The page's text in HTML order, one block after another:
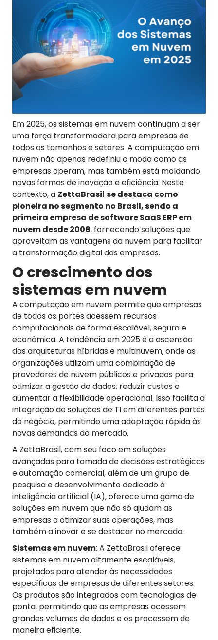
Em 2025, os sistemas em nuvem continuam a ser
uma força transformadora para empresas de
todos os tamanhos e setores. A computação em
nuvem não apenas redefiniu o modo como as
empresas operam, mas também está moldando
novas formas de inovação e eficiência. Neste
contexto, a ZettaBrasil se destaca como
pioneira no segmento no Brasil, sendo a
primeira empresa de software SaaS ERP em
nuvem desde 2008, fornecendo soluções que
aproveitam as vantagens da nuvem para facilitar
a transformação digital das empresas.
Ocrescimento dos
sistemas em nuvem
A computação em nuvem permite que empresas
de todos os portes acessem recursos
computacionais de forma escalável, segura e
econômica. A tendência em 2025 é a ascensão
das arquiteturas híbridas e multinuvem, onde as
organizações utilizam uma combinação de
provedores de nuvem públicos e privados para
otimizar a gestão de dados, reduzir custos e
aumentar a flexibilidade operacional. Isso facilita a
integração de soluções de TI em diferentes partes
do negócio, permitindo uma adaptação rápida às
novas demandas do mercado.
A ZettaBrasil, com seu foco em soluções
avançadas para tomada de decisões estratégicas
e automação comercial, além de um grupo de
pesquisa e desenvolvimento dedicado à
inteligência artificial (IA), oferece uma gama de
soluções em nuvem que não só ajudam as
empresas a otimizar suas operações, mas
também a inovar e se destacar no mercado.
Sistemas emnuvem: A ZettaBrasil oferece
sistemas em nuvem altamente escaláveis,
projetados para atender às necessidades
específicas de empresas de diferentes setores.
Os produtos são integrados com tecnologias de
ponta, permitindo que as empresas acessem
grandes volumes de dados e os processem de
maneira eficiente.